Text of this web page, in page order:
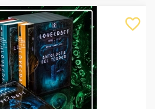
favorite_border